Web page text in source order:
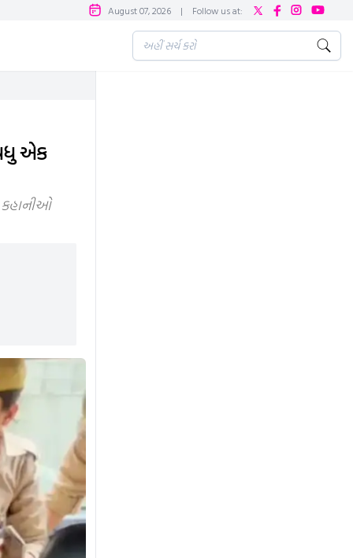
August 07, 2026 | Follow us at:
એક
કહાનીઓ